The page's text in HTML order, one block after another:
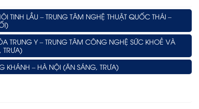
TINH LẦU – TRUNG TÂM NGHỆ THUẬT QUỐC THÁI –
TRUNG Y – TRUNG TÂM CÔNG NGHỆ SỨC KHOẺ VÀ
KHÁNH – HÀ NỘI (ĂN SÁNG, TRƯA)